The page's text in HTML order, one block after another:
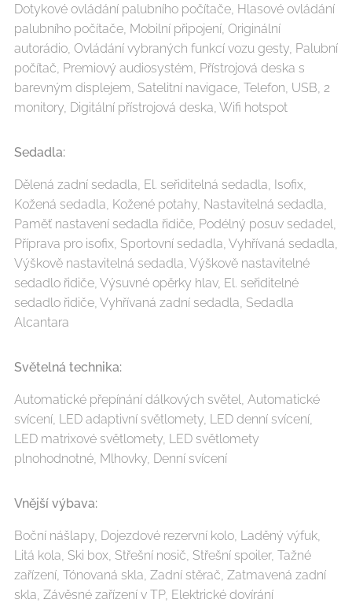
Dotykové ovládání palubního počítače, Hlasové ovládání
palubního počítače, Mobilní připojení, Originální
autorádio, Ovládání vybraných funkcí vozu gesty, Palubní
počítač, Premiový audiosystém, Přístrojová deska s
barevným displejem, Satelitní navigace, Telefon, USB, 2
monitory, Digitální přístrojová deska, Wifi hotspot
Sedadla:
Dělená zadní sedadla, El. seřiditelná sedadla, Isofix,
Kožená sedadla, Kožené potahy, Nastavitelná sedadla,
Paměť nastavení sedadla řidiče, Podélný posuv sedadel,
Příprava pro isofix, Sportovní sedadla, Vyhřívaná sedadla,
Výškově nastavitelná sedadla, Výškově nastavitelné
sedadlo řidiče, Výsuvné opěrky hlav, El. seřiditelné
sedadlo řidiče, Vyhřívaná zadní sedadla, Sedadla
Alcantara
Světelná technika:
Automatické přepínání dálkových světel, Automatické
svícení, LED adaptivní světlomety, LED denní svícení,
LED matrixové světlomety, LED světlomety
plnohodnotné, Mlhovky, Denní svícení
Vnější výbava:
Boční nášlapy, Dojezdové rezervní kolo, Laděný výfuk,
Litá kola, Ski box, Střešní nosič, Střešní spoiler, Tažné
zařízení, Tónovaná skla, Zadní stěrač, Zatmavená zadní
skla, Závěsné zařízení v TP, Elektrické dovírání